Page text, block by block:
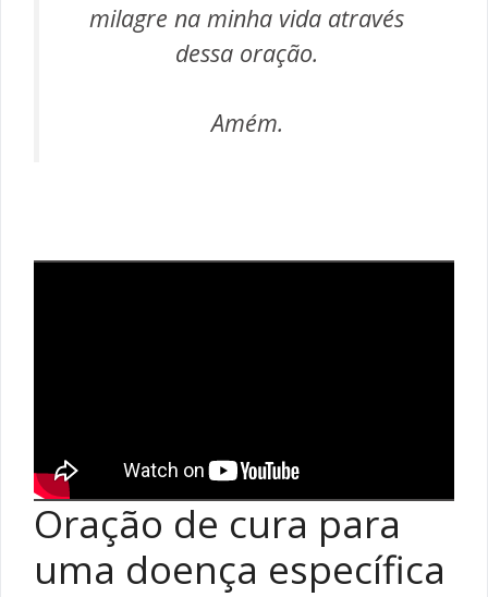
milagre na minha vida através
dessa oração.
Amém.
Oração de cura para
uma doença específica